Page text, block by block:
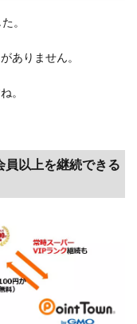
。
ありません。
。
以上を継続できる